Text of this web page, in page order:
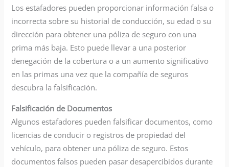
Los estafadores pueden proporcionar información falsa o
incorrecta sobre su historial de conducción, su edad o su
dirección para obtener una póliza de seguro con una
prima más baja. Esto puede llevar a una posterior
denegación de la cobertura o a un aumento significativo
en las primas una vez que la compañía de seguros
descubra la falsificación.
Falsificación de Documentos
Algunos estafadores pueden falsificar documentos, como
licencias de conducir o registros de propiedad del
vehículo, para obtener una póliza de seguro. Estos
documentos falsos pueden pasar desapercibidos durante